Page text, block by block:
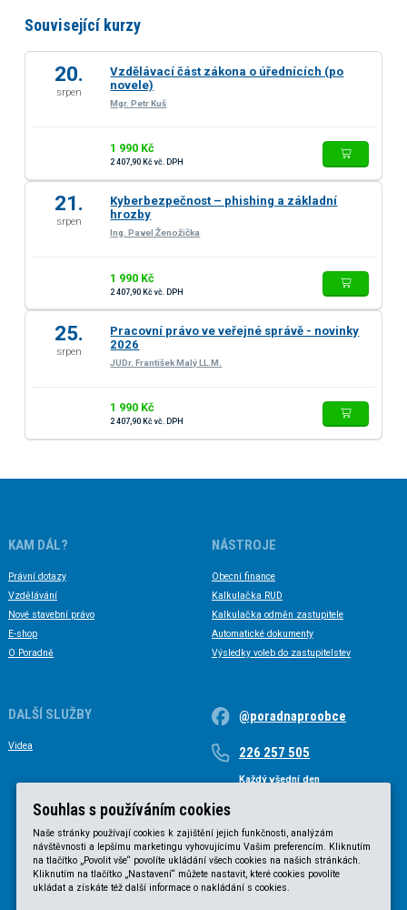
Související kurzy
20.
srpen
Vzdělávací část zákona o úřednících (po
novele)
Mgr. Petr Kuš
1 990 Kč
2 407,90 Kč vč. DPH
21.
srpen
Kyberbezpečnost – phishing a základní
hrozby
Ing. Pavel Ženožička
1 990 Kč
2 407,90 Kč vč. DPH
25.
srpen
Pracovní právo ve veřejné správě - novinky
2026
JUDr. František Malý LL.M.
1 990 Kč
2 407,90 Kč vč. DPH
KAM DÁL?
Právní dotazy
Vzdělávání
Nové stavební právo
E-shop
O Poradně
NÁSTROJE
Obecní finance
Kalkulačka RUD
Kalkulačka odměn zastupitele
Automatické dokumenty
Výsledky voleb do zastupitelstev
DALŠÍ SLUŽBY
Videa
@poradnaproobce
226 257 505
Každý všední den
Souhlas s používáním cookies
Naše stránky používají cookies k zajištění jejich funkčnosti, analýzám
návštěvnosti a lepšímu marketingu vyhovujícímu Vašim preferencím. Kliknutím
na tlačítko „Povolit vše“ povolíte ukládání všech cookies na našich stránkách.
Kliknutím na tlačítko „Nastavení“ můžete nastavit, které cookies povolíte
ukládat a získáte též další informace o nakládání s cookies.